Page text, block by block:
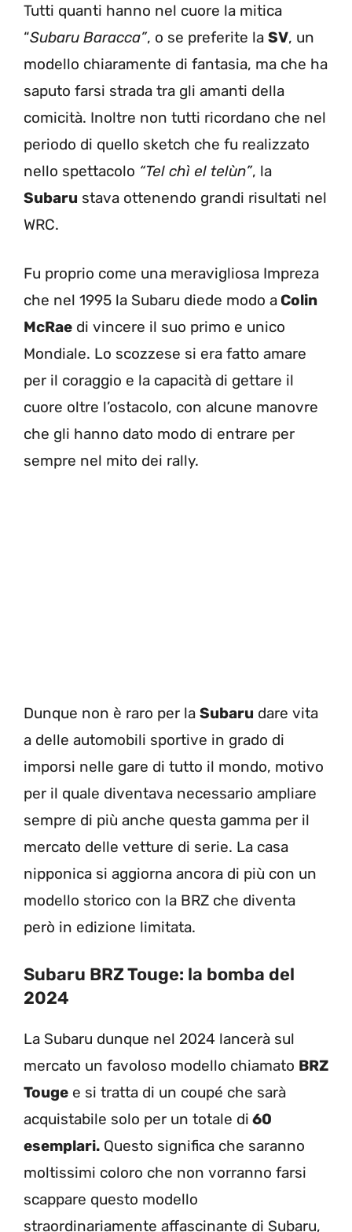
Tutti quanti hanno nel cuore la mitica
“Subaru Baracca”, o se preferite la SV, un
modello chiaramente di fantasia, ma che ha
saputo farsi strada tra gli amanti della
comicità. Inoltre non tutti ricordano che nel
periodo di quello sketch che fu realizzato
nello spettacolo “Tel chì el telùn”, la
Subaru stava ottenendo grandi risultati nel
WRC.
Fu proprio come una meravigliosa Impreza
che nel 1995 la Subaru diede modo aColin
McRae di vincere il suo primo e unico
Mondiale. Lo scozzese si era fatto amare
per il coraggio e la capacità di gettare il
cuore oltre l’ostacolo, con alcune manovre
che gli hanno dato modo di entrare per
sempre nel mito dei rally.
Dunque non è raro per la Subaru dare vita
a delle automobili sportive in grado di
imporsi nelle gare di tutto il mondo, motivo
per il quale diventava necessario ampliare
sempre di più anche questa gamma per il
mercato delle vetture di serie. La casa
nipponica si aggiorna ancora di più con un
modello storico con la BRZ che diventa
però in edizione limitata.
Subaru BRZ Touge: la bomba del
2024
La Subaru dunque nel 2024 lancerà sul
mercato un favoloso modello chiamato BRZ
Touge e si tratta di un coupé che sarà
acquistabile solo per un totale di 60
esemplari. Questo significa che saranno
moltissimi coloro che non vorranno farsi
scappare questo modello
straordinariamente affascinante di Subaru,